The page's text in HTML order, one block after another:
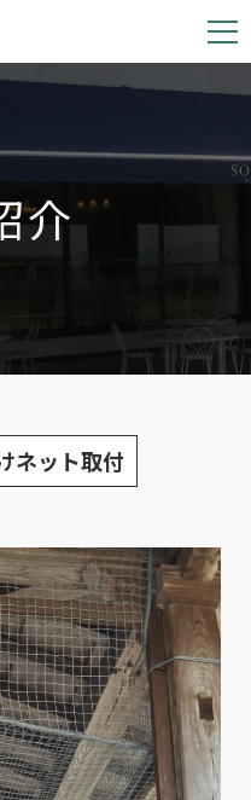
介
ネット取付